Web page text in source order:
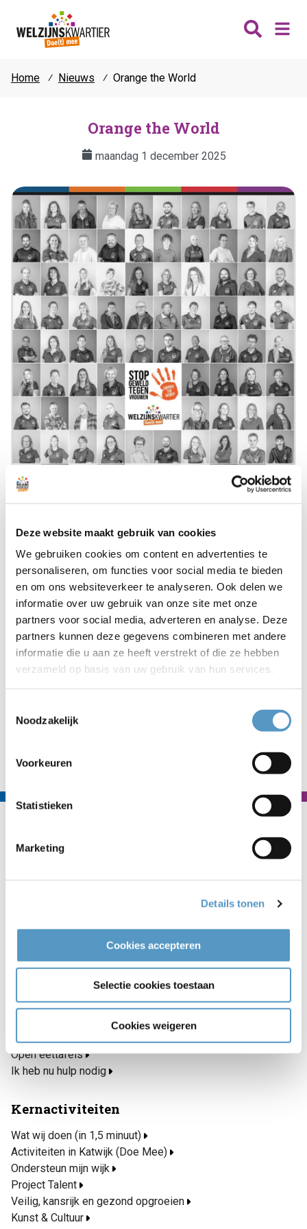
Deze website maakt gebruik van cookies
We gebruiken cookies om content en advertenties te
personaliseren, om functies voor social media te bieden
en om ons websiteverkeer te analyseren. Ook delen we
informatie over uw gebruik van onze site met onze
partners voor social media, adverteren en analyse. Deze
partners kunnen deze gegevens combineren met andere
informatie die u aan ze heeft verstrekt of die ze hebben
verzameld op basis van uw gebruik van hun services.
Noodzakelijk
Voorkeuren
Statistieken
Marketing
Details tonen
Cookies accepteren
Selectie cookies toestaan
Cookies weigeren
Katwijk
Hillegom
Lisse
Teylingen
Ontmoeten
Jongeren
Vrijwilligers
Fit & vitaal
Mantelzorg
Verhuur
Home ⁄ Nieuws ⁄ Orange the World
Orange the World
maandag 1 december 2025
𝐎𝐫𝐚𝐧𝐠𝐞 𝐭𝐡𝐞 𝐖𝐨𝐫𝐥𝐝 - 25 𝐧𝐨𝐯𝐞𝐦𝐛𝐞𝐫 𝐭/𝐦 10 𝐝𝐞𝐜𝐞𝐦𝐛𝐞𝐫
Samen met 130 collega's ondertekenen wij de
#medestanders
pledge. Geweld tegen vrouwen en
meisjes is nooit oké.
Welzijnskwartier
2223 AS Katwijk
Snel naar
Inschrijven nieuwsbrief
Blogs
Katwijk Rijd(t) Mee
Open eettafels
Ik heb nu hulp nodig
Kernactiviteiten
Wat wij doen (in 1,5 minuut)
Activiteiten in Katwijk (Doe Mee)
Ondersteun mijn wijk
Project Talent
Veilig, kansrijk en gezond opgroeien
Kunst & Cultuur